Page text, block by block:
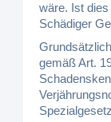
wäre. Ist
Schädiger
gemäß Art.